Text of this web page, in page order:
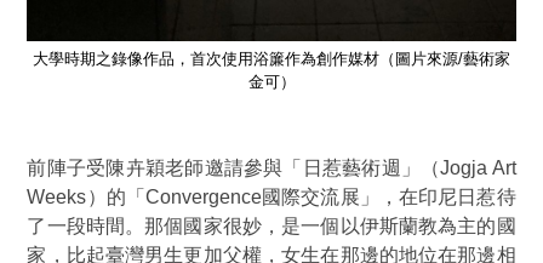
大學時期之錄像作品，首次使用浴簾作為創作媒材（圖片來源/藝術家
金可）
前陣子受陳卉穎老師邀請參與「日惹藝術週」 （Jogja Art
Weeks） 的「Convergence國際交流展」，在印尼日惹待
了一段時間。那個國家很妙，是一個以伊斯蘭教為主的國
家，比起臺灣男生更加父權，女生在那邊的地位在那邊相